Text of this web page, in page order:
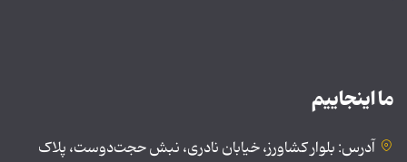
ما اینجاییم
آدرس: بلوار کشاورز، خیابان نادری، نبش حجت‌دوست، پلاک